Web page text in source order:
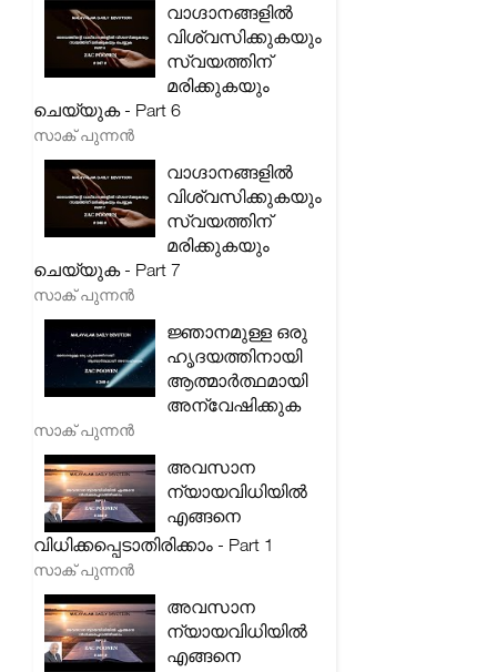
വാഗ്ദാനങ്ങളിൽ
വിശ്വസിക്കുകയും
സ്വയത്തിന്
മരിക്കുകയും
ചെയ്യുക - Part 6
സാക് പുന്നൻ
വാഗ്ദാനങ്ങളിൽ
വിശ്വസിക്കുകയും
സ്വയത്തിന്
മരിക്കുകയും
ചെയ്യുക - Part 7
സാക് പുന്നൻ
ജ്ഞാനമുള്ള ഒരു
ഹൃദയത്തിനായി
ആത്മാർത്ഥമായി
അന്വേഷിക്കുക
സാക് പുന്നൻ
അവസാന
ന്യായവിധിയിൽ
എങ്ങനെ
വിധിക്കപ്പെടാതിരിക്കാം - Part 1
സാക് പുന്നൻ
അവസാന
ന്യായവിധിയിൽ
എങ്ങനെ